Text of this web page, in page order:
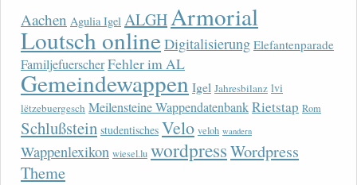
Aachen Agulia Igel ALGHArmorial
Loutsch onlineDigitalisierung Elefantenparade
FamiljefuerscherFehler im AL
Gemeindewappen Igel Jahresbilanz lvi
lëtzebuergesch Meilensteine WappendatenbankRietstap Rom
Schlußstein studentisches Velo veloh wandern
Wappenlexikon wiesel.lu wordpressWordpress
Theme